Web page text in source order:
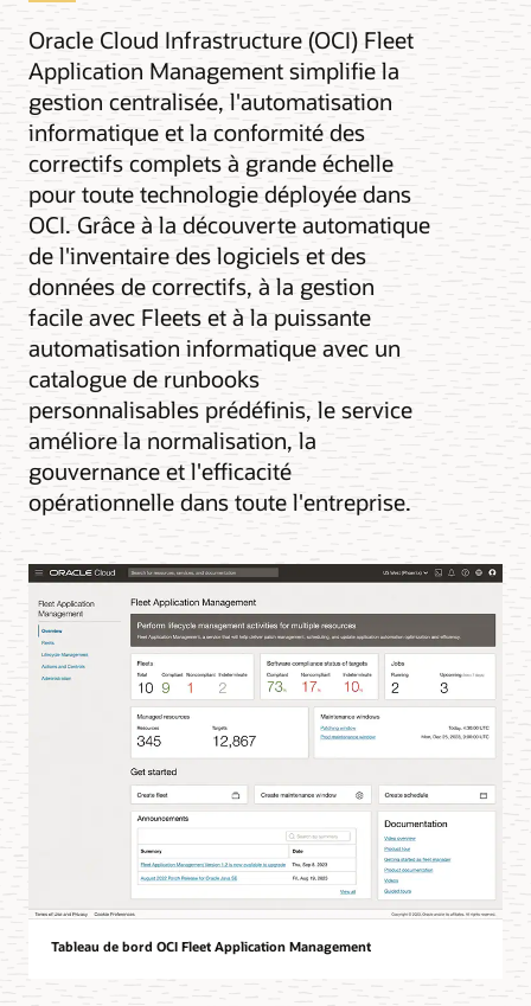
Oracle Cloud Infrastructure (OCI) Fleet
Application Management simplifie la
gestion centralisée, l'automatisation
informatique et la conformité des
correctifs complets à grande échelle
pour toute technologie déployée dans
OCI. Grâce à la découverte automatique
de l'inventaire des logiciels et des
données de correctifs, à la gestion
facile avec Fleets et à la puissante
automatisation informatique avec un
catalogue de runbooks
personnalisables prédéfinis, le service
améliore la normalisation, la
gouvernance et l'efficacité
opérationnelle dans toute l'entreprise.
Tableau de bord OCI Fleet Application Management